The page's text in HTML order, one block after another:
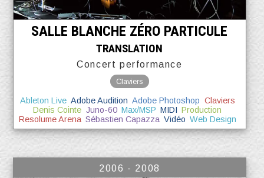
SALLE BLANCHE ZÉRO PARTICULE
TRANSLATION
Concert performance
Claviers
Ableton Live Adobe Audition Adobe Photoshop Claviers
Denis Cointe Juno-60 Max/MSP MIDI Production
Resolume Arena Sébastien Capazza Vidéo Web Design
2006 - 2008